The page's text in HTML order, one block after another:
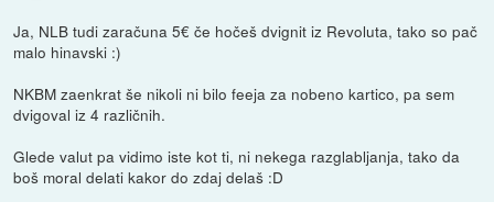
Ja, NLB tudi zaračuna 5€ če hočeš dvignit iz Revoluta, tako so pač
malo hinavski :)
NKBM zaenkrat še nikoli ni bilo feeja za nobeno kartico, pa sem
dvigoval iz 4 različnih.
Glede valut pa vidimo iste kot ti, ni nekega razglabljanja, tako da
boš moral delati kakor do zdaj delaš :D